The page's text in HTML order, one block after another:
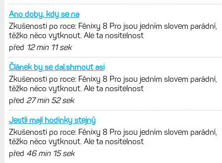
Elektrokola s motorem Bosch se
konečně mohou propojit s Garminem.
Zatím ale jen s Edge
Model Fénix 9 ve třech variantách.
Základ, Pro a inReach. Přijde i menší
verze 43 mm a také solární MIP